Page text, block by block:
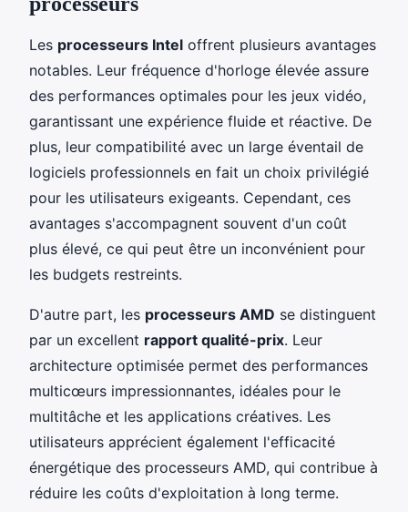
Les processeurs Intel offrent plusieurs avantages
notables. Leur fréquence d'horloge élevée assure
des performances optimales pour les jeux vidéo,
garantissant une expérience fluide et réactive. De
plus, leur compatibilité avec un large éventail de
logiciels professionnels en fait un choix privilégié
pour les utilisateurs exigeants. Cependant, ces
avantages s'accompagnent souvent d'un coût
plus élevé, ce qui peut être un inconvénient pour
les budgets restreints.
D'autre part, les processeurs AMD se distinguent
par un excellent rapport qualité-prix. Leur
architecture optimisée permet des performances
multicœurs impressionnantes, idéales pour le
multitâche et les applications créatives. Les
utilisateurs apprécient également l'efficacité
énergétique des processeurs AMD, qui contribue à
réduire les coûts d'exploitation à long terme.